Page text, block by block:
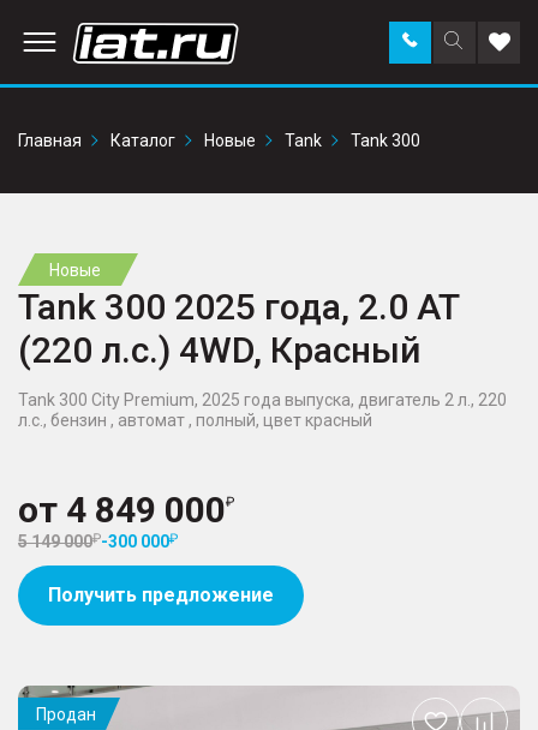
Поиск
по
Заказать
звонок в
Главная
Каталог Новые Tank Tank 300
Новые
Tank 300 2025 года, 2.0 AT
(220 л.с.) 4WD, Красный
Tank 300 City Premium, 2025 года выпуска, двигатель 2 л., 220
л.с., бензин , автомат , полный, цвет красный
от 4 849 000
5 149 000 -300 000
Получить предложение
Продан